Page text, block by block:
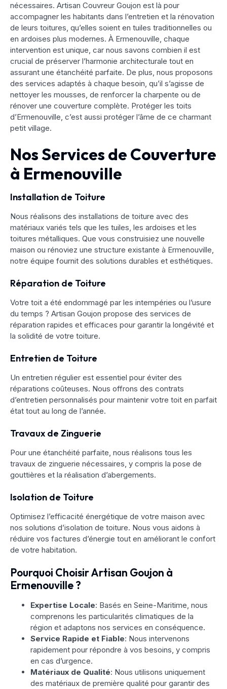
nécessaires. Artisan Couvreur Goujon est là pour
accompagner les habitants dans l’entretien et la rénovation
de leurs toitures, qu’elles soient en tuiles traditionnelles ou
en ardoises plus modernes. À Ermenouville, chaque
intervention est unique, car nous savons combien il est
crucial de préserver l’harmonie architecturale tout en
assurant une étanchéité parfaite. De plus, nous proposons
des services adaptés à chaque besoin, qu’il s’agisse de
nettoyer les mousses, de renforcer la charpente ou de
rénover une couverture complète. Protéger les toits
d’Ermenouville, c’est aussi protéger l’âme de ce charmant
petit village.
Nos Services de Couverture
à Ermenouville
Installation de Toiture
Nous réalisons des installations de toiture avec des
matériaux variés tels que les tuiles, les ardoises et les
toitures métalliques. Que vous construisiez une nouvelle
maison ou rénoviez une structure existante à Ermenouville,
notre équipe fournit des solutions durables et esthétiques.
Réparation de Toiture
Votre toit a été endommagé par les intempéries ou l’usure
du temps ? Artisan Goujon propose des services de
réparation rapides et efficaces pour garantir la longévité et
la solidité de votre toiture.
Entretien de Toiture
Un entretien régulier est essentiel pour éviter des
réparations coûteuses. Nous offrons des contrats
d’entretien personnalisés pour maintenir votre toit en parfait
état tout au long de l’année.
Travaux de Zinguerie
Pour une étanchéité parfaite, nous réalisons tous les
travaux de zinguerie nécessaires, y compris la pose de
gouttières et la réalisation d’abergements.
Isolation de Toiture
Optimisez l’efficacité énergétique de votre maison avec
nos solutions d’isolation de toiture. Nous vous aidons à
réduire vos factures d’énergie tout en améliorant le confort
de votre habitation.
Pourquoi Choisir Artisan Goujon à
Ermenouville ?
Expertise Locale: Basés en Seine-Maritime, nous
comprenons les particularités climatiques de la
région et adaptons nos services en conséquence.
Service Rapide et Fiable: Nous intervenons
rapidement pour répondre à vos besoins, y compris
en cas d’urgence.
Matériaux de Qualité: Nous utilisons uniquement
des matériaux de première qualité pour garantir des